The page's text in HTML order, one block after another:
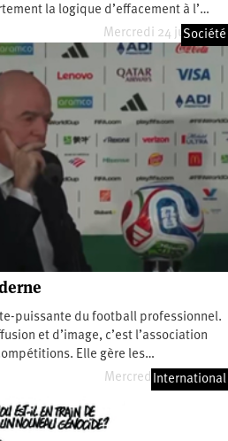
la logique d’effacement à l’…
Mercredi 24 juin 2026
Société
­puissante du football professionnel.
et d’image, c’est l’association
Elle gère les…
Mercredi 17 juin 2026
International